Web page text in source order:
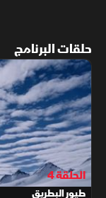
حلقات البرنامج
الحلقة 4
طيور البطريق